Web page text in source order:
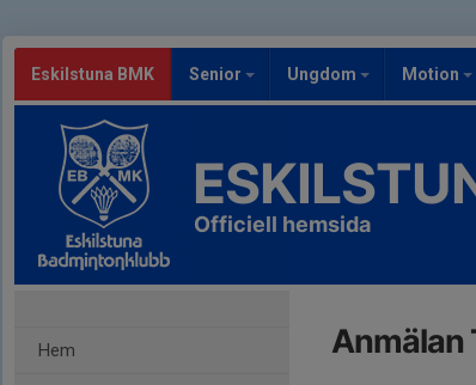
Eskilstuna BMK Senior Ungdom Motion
Officiell hemsida
Hem Anmälan